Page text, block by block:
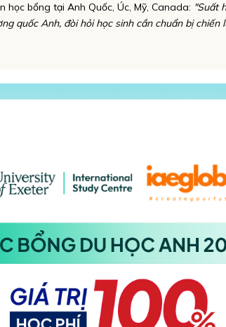
học bổng tại Anh Quốc, Úc, Mỹ, Canada: "Suất
quốc Anh, đòi hỏi học sinh cần chuẩn bị